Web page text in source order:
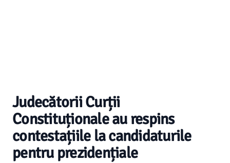
Judecătorii Curții
Constituționale au respins
contestațiile la candidaturile
pentru prezidențiale